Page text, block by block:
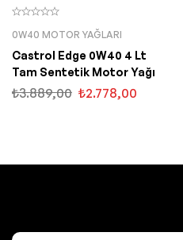
0W40 MOTOR YAĞLARI
Castrol Edge 0W40 4 Lt
Tam Sentetik Motor Yağı
₺3.889,00 ₺2.778,00